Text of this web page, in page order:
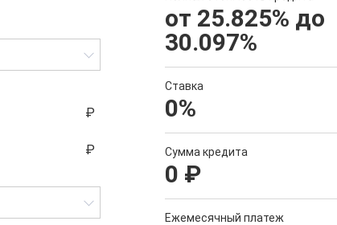
от 25.825% до
30.097%
Ставка
0%
Сумма кредита
0 ₽
Ежемесячный платеж